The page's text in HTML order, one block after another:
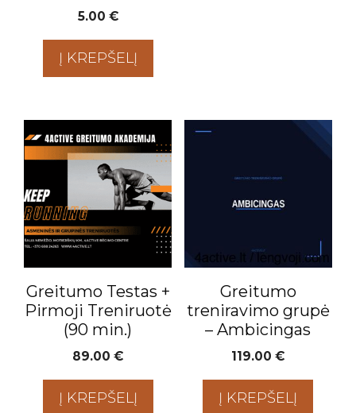
5.00 €
Į KREPŠELĮ
Greitumo Testas +
Pirmoji Treniruotė
(90 min.)
89.00€
Į KREPŠELĮ
Greitumo
treniravimo grupė
– Ambicingas
119.00€
Į KREPŠELĮ